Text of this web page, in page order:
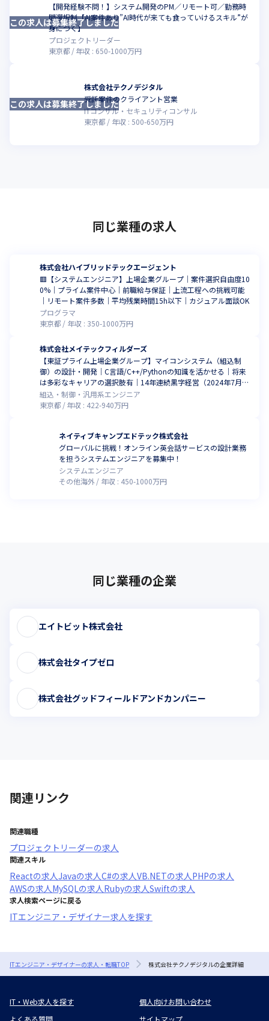
【開発経験不問！】システム開発のPM／リモート可／勤務時
間選択制【AI案件あり”AI時代が来ても食っていけるスキル”が
身につく】
プロジェクトリーダー
東京都
年収 : 650-1000万円
この求人は募集終了しました
株式会社テクノデジタル
受託案件のクライアント営業
ITコンサル・セキュリティコンサル
東京都
年収 : 500-650万円
この求人は募集終了しました
同じ業種の求人
株式会社ハイブリッドテックエージェント
🟥【システムエンジニア】上場企業グループ｜案件選択自由度10
0%｜プライム案件中心｜前職給与保証｜上流工程への挑戦可能
｜リモート案件多数｜平均残業時間15h以下｜カジュアル面談OK
プログラマ
東京都
年収 : 350-1000万円
株式会社メイテックフィルダーズ
【東証プライム上場企業グループ】マイコンシステム（組込制
御）の設計・開発｜C言語/C++/Pythonの知識を活かせる｜将来
は多彩なキャリアの選択肢有｜14年連続黒字経営（2024年7月時
点）
組込・制御・汎用系エンジニア
東京都
年収 : 422-940万円
ネイティブキャンプエドテック株式会社
グローバルに挑戦！オンライン英会話サービスの設計業務
を担うシステムエンジニアを募集中！
システムエンジニア
その他海外
年収 : 450-1000万円
同じ業種の企業
エイトビット株式会社
株式会社タイプゼロ
株式会社グッドフィールドアンドカンパニー
関連リンク
関連職種
プロジェクトリーダーの求人
関連スキル
Reactの求人Javaの求人C#の求人VB.NETの求人 PHPの求人
AWSの求人 MySQLの求人 Rubyの求人Swiftの求人
求人検索ページに戻る
ITエンジニア・デザイナー求人を探す
ITエンジニア・デザイナーの求人・転職TOP 株式会社テクノデジタルの企業詳細
IT・Web求人を探す
個人向けお問い合わせ
よくある質問
サイトマップ